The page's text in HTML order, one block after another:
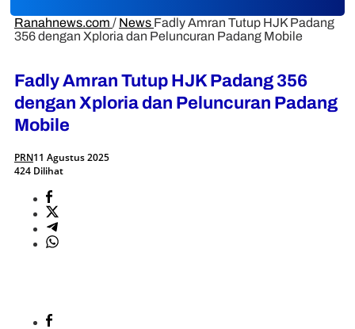
Ranahnews.com / News Fadly Amran Tutup HJK Padang
356 dengan Xploria dan Peluncuran Padang Mobile
Fadly Amran Tutup HJK Padang 356
dengan Xploria dan Peluncuran Padang
Mobile
PRN11 Agustus 2025
424 Dilihat